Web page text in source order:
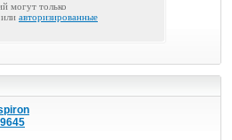
могут только
или авторизированные